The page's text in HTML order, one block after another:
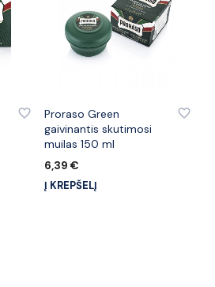
Proraso Green
gaivinantis skutimosi
muilas 150 ml
6,39 €
Į KREPŠELĮ